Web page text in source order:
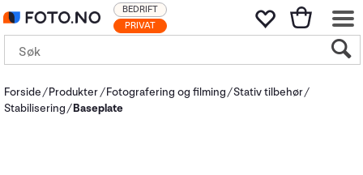
PRIVAT
BEDRIFT
Forside Produkter Fotografering og filming Stativ tilbehør
Stabilisering
Baseplate